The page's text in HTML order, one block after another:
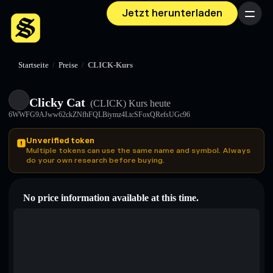
Jetzt herunterladen Menü
Startseite / Preise / CLICK-Kurs
Clicky Cat (CLICK) Kurs heute
6WWFG9AJww62ckZNfhFQLBiymz4LtcSFoxQRefsUGc96
Unverified token
Multiple tokens can use the same name and symbol. Always
do your own research before buying.
No price information available at this time.